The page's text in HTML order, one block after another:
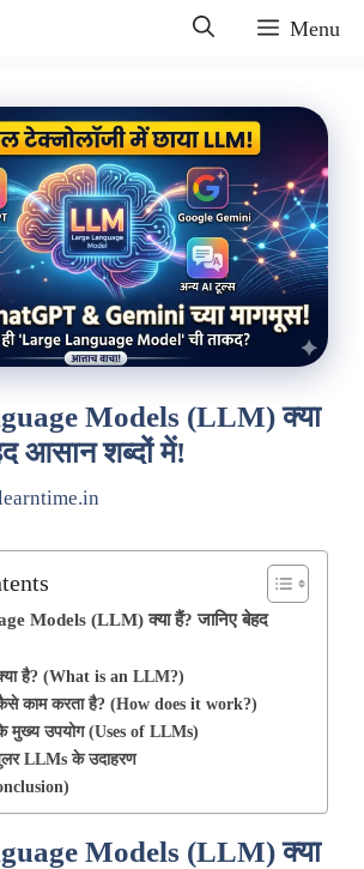
Menu
Models (LLM) क्या
आसान शब्दों में!
Models (LLM) क्या हैं? जानिए बेहद
है? (What is an LLM?)
काम करता है? (How does it work?)
उपयोग (Uses of LLMs)
LLMs के उदाहरण
Models (LLM) क्या